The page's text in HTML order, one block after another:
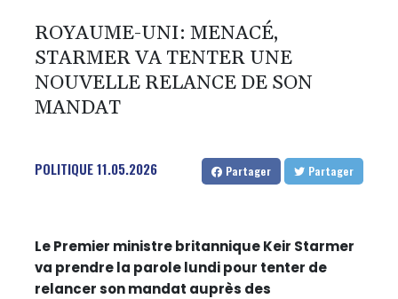
ROYAUME-UNI: MENACÉ,
STARMER VA TENTER UNE
NOUVELLE RELANCE DE SON
MANDAT
POLITIQUE11.05.2026 Partager Partager
Le Premier ministre britannique Keir Starmer
va prendre la parole lundi pour tenter de
relancer son mandat auprès des